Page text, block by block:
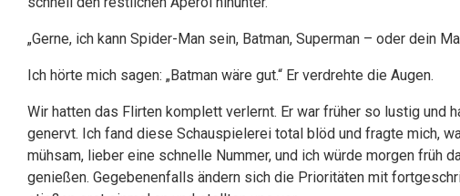
„Gerne, ich kann Spider-Man sein, Batman, Superman – oder dein
Ich hörte mich sagen: „Batman wäre gut.“ Er verdrehte die Augen.
Wir hatten das Flirten komplett verlernt. Er war früher so lustig und
genervt. Ich fand diese Schauspielerei total blöd und fragte mich,
mühsam, lieber eine schnelle Nummer, und ich würde morgen früh
genießen. Gegebenenfalls ändern sich die Prioritäten mit